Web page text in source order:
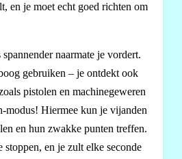
en je moet echt goed richten om
naarmate je vordert.
gebruiken – je ontdekt ook
pistolen en machinegeweren
modus! Hiermee kun je vijanden
en hun zwakke punten treffen.
stoppen, en je zult elke seconde